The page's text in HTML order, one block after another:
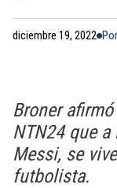
diciembre 19, 2022
Broner
NTN24 que
Messi, se
futbolista.